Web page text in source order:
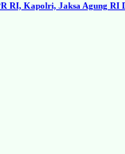
RI, Kapolri, Jaksa Agung